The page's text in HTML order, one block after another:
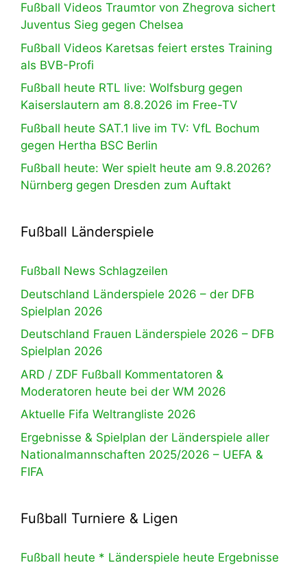
Fußball Videos Traumtor von Zhegrova sichert
Juventus Sieg gegen Chelsea
Fußball Videos Karetsas feiert erstes Training
als BVB-Profi
Fußball heute RTL live: Wolfsburg gegen
Kaiserslautern am 8.8.2026 im Free-TV
Fußball heute SAT.1 live im TV: VfL Bochum
gegen Hertha BSC Berlin
Fußball heute: Wer spielt heute am 9.8.2026?
Nürnberg gegen Dresden zum Auftakt
Fußball Länderspiele
Fußball News Schlagzeilen
Deutschland Länderspiele 2026 – der DFB
Spielplan 2026
Deutschland Frauen Länderspiele 2026 – DFB
Spielplan 2026
ARD / ZDF Fußball Kommentatoren &
Moderatoren heute bei der WM 2026
Aktuelle Fifa Weltrangliste 2026
Ergebnisse & Spielplan der Länderspiele aller
Nationalmannschaften 2025/2026 – UEFA &
FIFA
Fußball Turniere & Ligen
Fußball heute * Länderspiele heute Ergebnisse